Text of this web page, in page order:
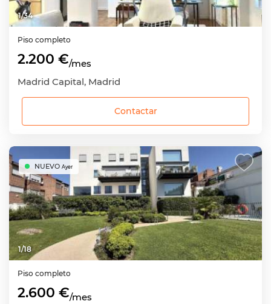
1/34
Piso completo
2.200 €/mes
Madrid Capital, Madrid
Contactar
1/18
NUEVO Ayer
Piso completo
2.600 €/mes